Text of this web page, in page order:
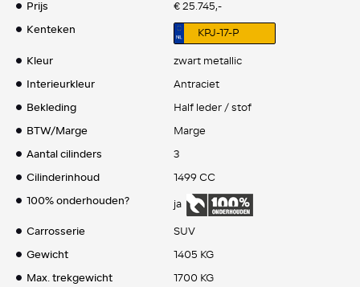
Prijs
€ 25.745,-
Kenteken
KPJ-17-P
Kleur
zwart metallic
Interieurkleur
Antraciet
Bekleding
Half leder / stof
BTW/Marge
Marge
Aantal cilinders
3
Cilinderinhoud
1499 CC
100% onderhouden?
ja
Carrosserie
SUV
Gewicht
1405 KG
Max. trekgewicht
1700 KG